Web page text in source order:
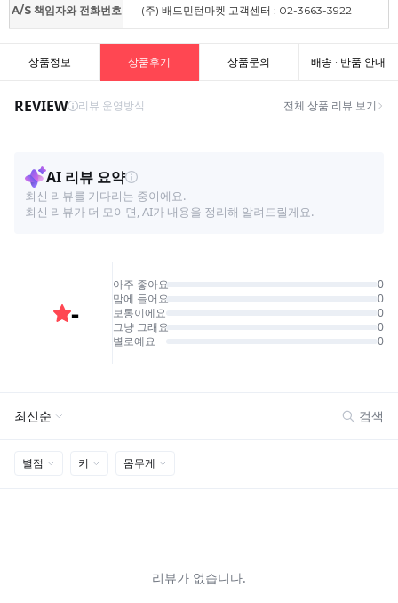
A/S 책임자와 전화번호 (주) 배드민턴마켓 고객센터 : 02-3663-3922
상품정보 상품후기 상품문의 배송 · 반품 안내